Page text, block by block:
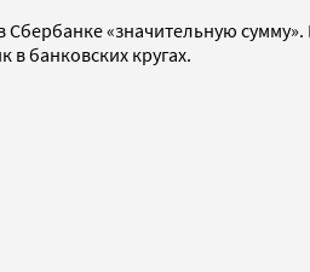
«значительную
банковских кругах.